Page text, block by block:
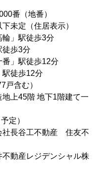
番（地番）
定（住居表示）
」駅徒歩3分
歩3分
」駅徒歩12分
徒歩12分
戸含む）
上45階 地下1階建て一
定）
長谷工不動産 住友不
産レジデンシャル株